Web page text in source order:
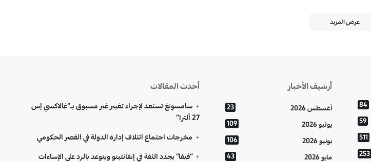
عرض المزيد
84
59
511
253
أرشيف الأخبار
أغسطس 2026 23
يوليو 2026 109
يونيو 2026 106
مايو 2026 43
أحدث المقالات
سامسونغ تستعد لإجراء تغيير غير مسبوق بـ”غالاكسي إس
27 ألترا”
مخرجات اجتماع ائتلاف إدارة الدولة في القصر الحكومي
“فيفا” يجدد الثقة في إنفانتينو ويتوعد بالرد على الإساءات